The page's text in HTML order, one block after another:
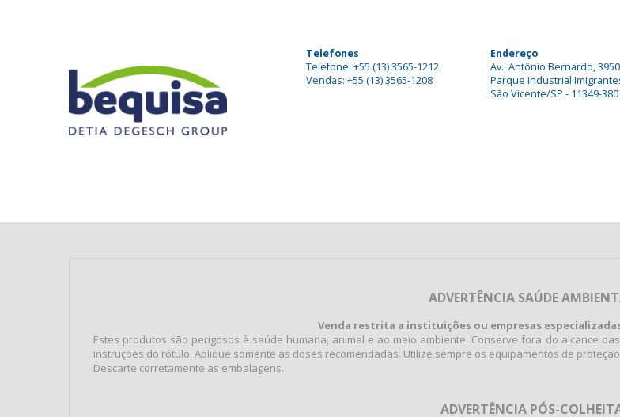
Telefones
Telefone: +55 (13) 3565-1212
Vendas: +55 (13) 3565-1208
Endereço
Av.: Antônio Bernardo, 3950
Parque Industrial
São Vicente/SP - 11349-380
ADVERTÊNCIA SAÚDE
Venda restrita a instituições ou empresas
Estes produtos são perigosos à saúde humana, animal e ao meio ambiente. Conserve fora do alcance
instruções do rótulo. Aplique somente as doses recomendadas. Utilize sempre os equipamentos de
Descarte corretamente as embalagens.
ADVERTÊNCIA PÓS-